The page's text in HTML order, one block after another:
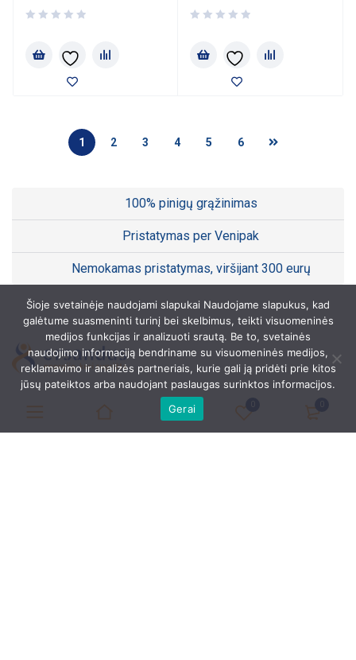
1 2 3 4 5 6
100% pinigų grąžinimas
Pristatymas per Venipak
Nemokamas pristatymas, viršijant 300 eurų
Šioje svetainėje naudojami slapukai Naudojame slapukus, kad
galėtume suasmeninti turinį bei skelbimus, teikti visuomeninės
medijos funkcijas ir analizuoti srautą. Be to, svetainės
naudojimo informaciją bendriname su visuomeninės medijos,
reklamavimo ir analizės partneriais, kurie gali ją pridėti prie kitos
jūsų pateiktos arba naudojant paslaugas surinktos informacijos.
Gerai